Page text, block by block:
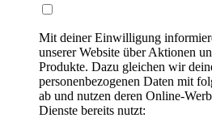
Mit deiner Einwilligung
unserer Website über Aktionen
Produkte. Dazu gleichen wir
personenbezogenen Daten mit
ab und nutzen deren Online-
Dienste bereits nutzt: